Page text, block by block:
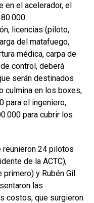
en el acelerador, el
licencias (piloto,
del matafuego,
médica, carpa de
control, deberá
serán destinados
culmina en los boxes,
para el ingeniero,
para cubrir los
reunieron 24 pilotos
de la ACTC),
y Rubén Gil
las
costos, que surgieron